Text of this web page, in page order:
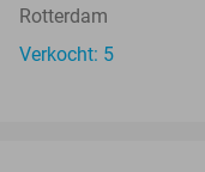
Rotterdam
Verkocht: 5